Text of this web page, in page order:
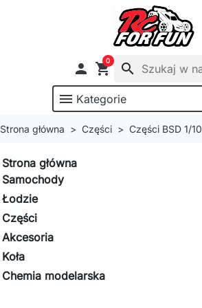
 shopping_cart
0
search
menu Kategorie
Strona główna Części Części BSD 1/10
Strona główna
Samochody
Łodzie
Części
Akcesoria
Koła
Chemia modelarska